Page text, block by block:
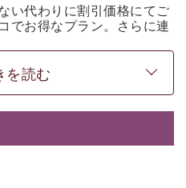
い代わりに割引価格にてご
でお得なプラン。さらに連
どの基本サービスもご用意
読みください
イキングは行いません。お
まとさせていただきます。
ます。
----------
を読む